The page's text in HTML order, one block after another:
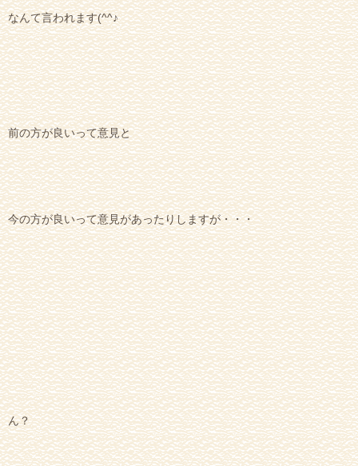
なんて言われます(^^♪
前の方が良いって意見と
今の方が良いって意見があったりしますが・・・
ん？